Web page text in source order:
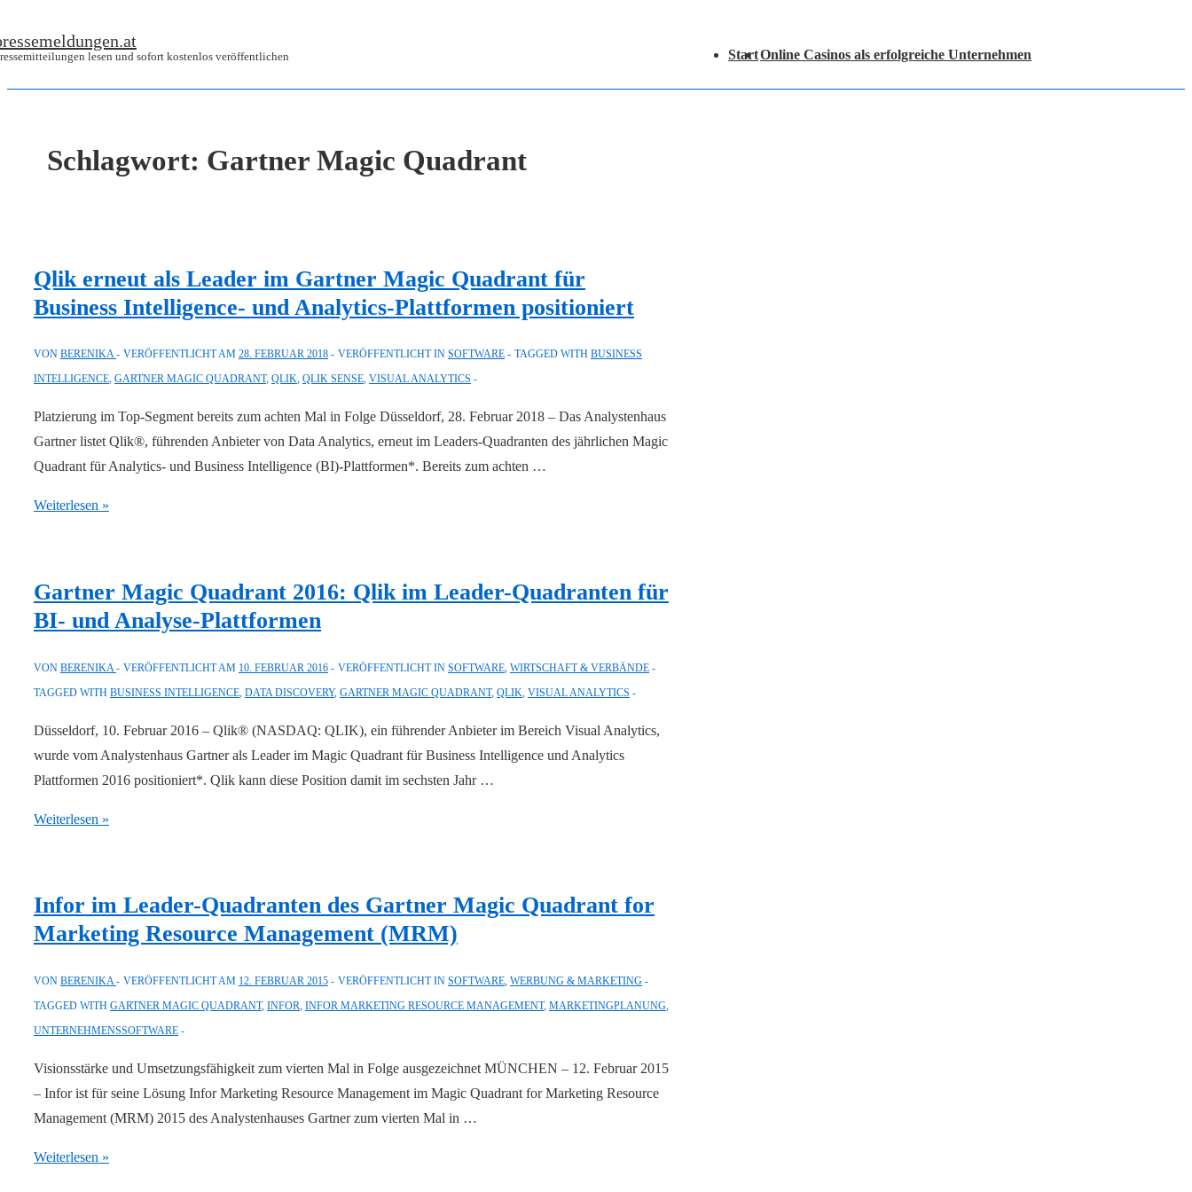
Zum
lesen und sofort kostenlos veröffentlichen
StartOnline Casinos als erfolgreiche Unternehmen
Schlagwort: Gartner Magic Quadrant
Qlik erneut als Leader im Gartner Magic Quadrant für
Business Intelligence- und Analytics-Plattformen positioniert
VON BERENIKA VERÖFFENTLICHT AM 28. FEBRUAR 2018 VERÖFFENTLICHT IN SOFTWARE TAGGED WITH BUSINESS
INTELLIGENCE, GARTNER MAGIC QUADRANT, QLIK, QLIK SENSE, VISUAL ANALYTICS
Platzierung im Top-Segment bereits zum achten Mal in Folge Düsseldorf, 28. Februar 2018 – Das Analystenhaus
Gartner listet Qlik®, führenden Anbieter von Data Analytics, erneut im Leaders-Quadranten des jährlichen Magic
Quadrant für Analytics- und Business Intelligence (BI)-Plattformen*. Bereits zum achten …
Qlik
im
Gartner
Quadrant
Business
Intelligence-
und
Plattformen
Weiterlesen »
Gartner Magic Quadrant 2016: Qlik im Leader-Quadranten für
BI- und Analyse-Plattformen
VON BERENIKA VERÖFFENTLICHT AM 10. FEBRUAR 2016 VERÖFFENTLICHT IN SOFTWARE WIRTSCHAFT & VERBÄNDE
TAGGED WITH BUSINESS INTELLIGENCE DATA DISCOVERY, GARTNER MAGIC QUADRANT, QLIK VISUAL ANALYTICS
Düsseldorf, 10. Februar 2016 – Qlik® (NASDAQ: QLIK), ein führender Anbieter im Bereich Visual Analytics,
wurde vom Analystenhaus Gartner als Leader im Magic Quadrant für Business Intelligence und Analytics
Plattformen 2016 positioniert*. Qlik kann diese Position damit im sechsten Jahr …
Gartner
Qlik
im
und
Analyse-
Plattformen
Weiterlesen »
Infor im Leader-Quadranten des Gartner Magic Quadrant for
Marketing Resource Management (MRM)
VON BERENIKA VERÖFFENTLICHT AM 12. FEBRUAR 2015 VERÖFFENTLICHT IN SOFTWARE WERBUNG & MARKETING
TAGGED WITH GARTNER MAGIC QUADRANT, INFOR INFOR MARKETING RESOURCE MANAGEMENT, MARKETINGPLANUNG
UNTERNEHMENSSOFTWARE
Visionsstärke und Umsetzungsfähigkeit zum vierten Mal in Folge ausgezeichnet MÜNCHEN – 12. Februar 2015
– Infor ist für seine Lösung Infor Marketing Resource Management im Magic Quadrant for Marketing Resource
Management (MRM) 2015 des Analystenhauses Gartner zum vierten Mal in …
Infor
Weiterlesen »